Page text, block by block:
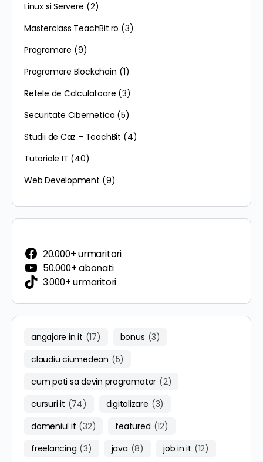
Linux si Servere (2)
Masterclass TeachBit.ro (3)
Programare (9)
Programare Blockchain (1)
Retele de Calculatoare (3)
Securitate Cibernetica (5)
Studii de Caz – TeachBit (4)
Tutoriale IT (40)
Web Development (9)
20.000+ urmaritori
50.000+ abonati
3.000+ urmaritori
angajare in it (17) bonus (3)
claudiu ciumedean (5)
cum poti sa devin programator (2)
cursuri it (74) digitalizare (3)
domeniul it (32) featured (12)
freelancing (3) java (8) job in it (12)